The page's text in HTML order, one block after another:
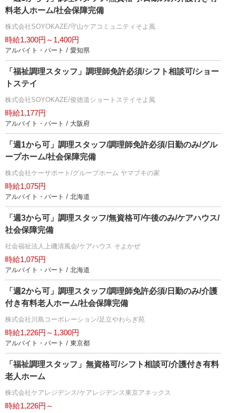
料老人ホーム/社会保障完備
株式会社SOYOKAZE/守山ケアコミュニティそよ風
時給1,300円～1,400円
アルバイト・パート / 愛知県
「福祉調理スタッフ」調理師免許必須/シフト相談可/ショー
トステイ
株式会社SOYOKAZE/俊徳道ショートステイそよ風
時給1,177円
アルバイト・パート / 大阪府
「週1から可」調理スタッフ/調理師免許必須/日勤のみ/グル
ープホーム/社会保障完備
株式会社ケーサポート/グループホーム ヤマブキの家
時給1,075円
アルバイト・パート / 北海道
「週3から可」調理スタッフ/無資格可/午後のみ/ケアハウス/
社会保障完備
社会福祉法人上磯清風会/ケアハウス そよかぜ
時給1,075円
アルバイト・パート / 北海道
「週2から可」調理スタッフ/調理師免許必須/日勤のみ/介護
付き有料老人ホーム/社会保障完備
株式会社川島コーポレーション/足立やわらぎ苑
時給1,226円～1,300円
アルバイト・パート / 東京都
「福祉調理スタッフ」無資格可/シフト相談可/介護付き有料
老人ホーム
株式会社ケアレジデンス/ケアレジデンス東京アネックス
時給1,226円～